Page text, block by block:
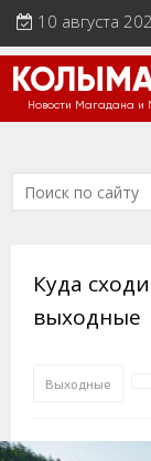
10 августа
Новости Магадана и
Куда
выходные
Выходные